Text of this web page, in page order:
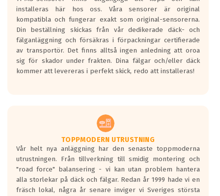
minst tre decibel tystare än det
regelverk som börjar gälla 2016.
installeras här hos oss. Våra sensorer är original
kompatibla och fungerar exakt som original-sensorerna.
Din beställning skickas från vår dedikerade däck- och
fälganläggning och försäkras i förpackningar certifierade
av transportör. Det finns alltså ingen anledning att oroa
sig för skador under frakten. Dina fälgar och/eller däck
kommer att levereras i perfekt skick, redo att installeras!
TOPPMODERN UTRUSTNING
Vår helt nya anläggning har den senaste toppmoderna
utrustningen. Från tillverkning till smidig montering och
"road force" balansering - vi kan utan problem hantera
alla storlekar på däck och fälgar. Redan år 1999 hade vi en
fräsch lokal, några år senare inviger vi Sveriges största